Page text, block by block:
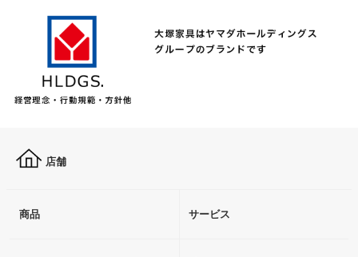
店舗
商品 サービス